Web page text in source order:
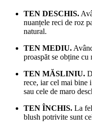
TEN DESCHIS.
nuanțele reci de roz
natural.
TEN MEDIU.
proaspăt se obține cu
TEN MĂSLINIU.
rece, iar cel mai bine
sau cele de maro
TEN ÎNCHIS. La
blush potrivite sunt